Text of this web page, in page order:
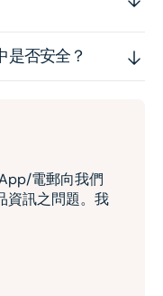
是否安全？
電郵向我們
資訊之問題。我